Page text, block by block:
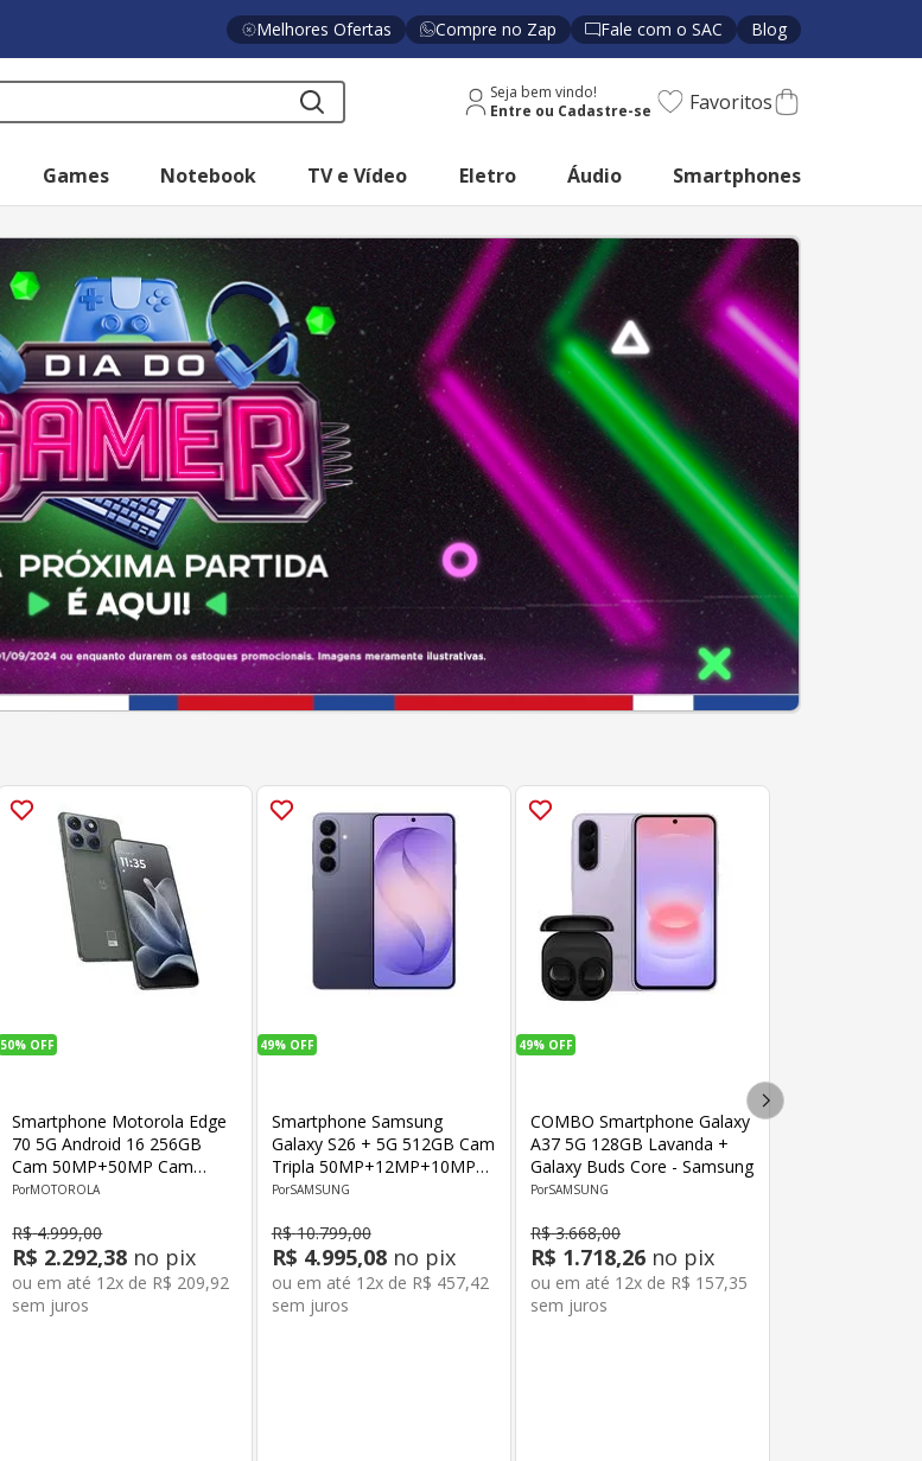
Melhores Ofertas Compre no Zap Fale com o SAC Blog
Seja bem vindo! Favoritos
Games Notebook TV e Vídeo Eletro Áudio Smartphones
50% OFF
Smartphone Motorola Edge
70 5G Android 16 256GB
Cam 50MP+50MP Cam
Front 50MP Snapdragon 7
MOTOROLA
R$ 4.999,00
R$ 2.292,38 no pix
ou em até 12x de R$ 209,92
sem juros
49%OFF
Smartphone Samsung
Galaxy S26 + 5G 512GB Cam
Tripla 50MP+12MP+10MP
Cam Frontal 12MP Octa
SAMSUNG
R$ 10.799,00
R$ 4.995,08no pix
ou em até 12x de R$ 457,42
sem juros
49% OFF
COMBO Smartphone Galaxy
A37 5G 128GB Lavanda +
Galaxy Buds Core - Samsung
SAMSUNG
R$ 3.668,00
R$ 1.718,26 no pix
ou em até 12x de R$ 157,35
sem juros